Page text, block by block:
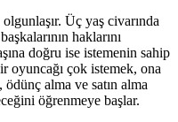
Üç yaş civarında
haklarını
doğru ise istemenin sahip
oyuncağı çok istemek, ona
alma ve satın alma
öğrenmeye başlar.